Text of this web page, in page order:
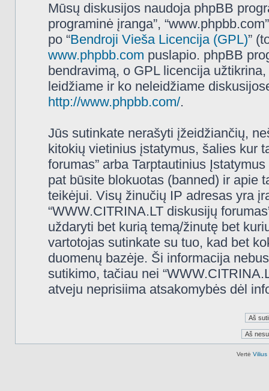
Mūsų diskusijos naudoja phpBB
programinė įranga”,
po “Bendroji Vieša Licencija (GPL)”
www.phpbb.com puslapio. phpBB
bendravimą, o GPL licencija
leidžiame ir ko neleidžiame
http://www.phpbb.com/.
Jūs sutinkate nerašyti įžeidžiančių,
kitokių vietinius įstatymus, šalies kur
forumas” arba Tarptautinius
pat būsite blokuotas (banned) ir apie
teikėjui. Visų žinučių IP adresas yra
“WWW.CITRINA.LT diskusijų
uždaryti bet kurią temą/žinutę bet
vartotojas sutinkate su tuo, kad bet
duomenų bazėje. Ši informacija
sutikimo, tačiau nei
atveju neprisiima atsakomybės dėl
Vertė Vilius